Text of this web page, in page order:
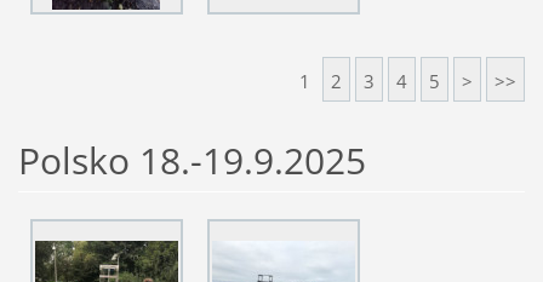
1 2 3 4 5 > >>
Polsko 18.-19.9.2025